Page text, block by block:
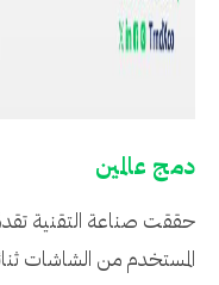
دمج عالمين
حققت صناعة التقنية
المستخدم من الشاشات